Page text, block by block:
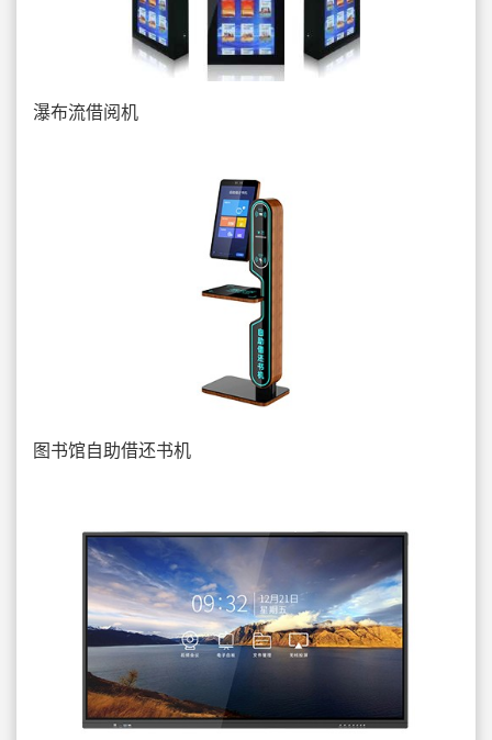
瀑布流借阅机
图书馆自助借还书机